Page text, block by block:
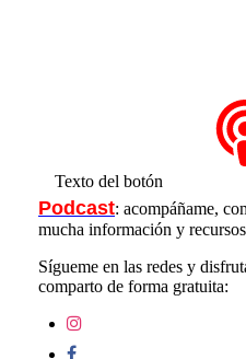
Texto del botón
Podcast: acompáñame,
mucha información y
Sígueme en las redes y
comparto de forma gratuita: